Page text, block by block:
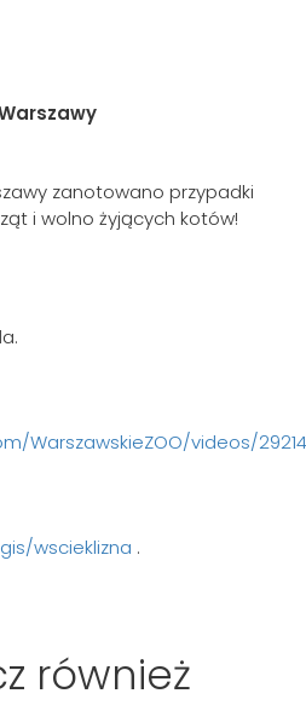
zanotowano przypadki
i wolno żyjących kotów!
WarszawskieZOO/videos/
wscieklizna .
również